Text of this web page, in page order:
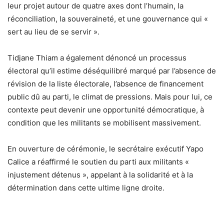
leur projet autour de quatre axes dont l’humain, la
réconciliation, la souveraineté, et une gouvernance qui «
sert au lieu de se servir ».
Tidjane Thiam a également dénoncé un processus
électoral qu’il estime déséquilibré marqué par l’absence de
révision de la liste électorale, l’absence de financement
public dû au parti, le climat de pressions. Mais pour lui, ce
contexte peut devenir une opportunité démocratique, à
condition que les militants se mobilisent massivement.
En ouverture de cérémonie, le secrétaire exécutif Yapo
Calice a réaffirmé le soutien du parti aux militants «
injustement détenus », appelant à la solidarité et à la
détermination dans cette ultime ligne droite.